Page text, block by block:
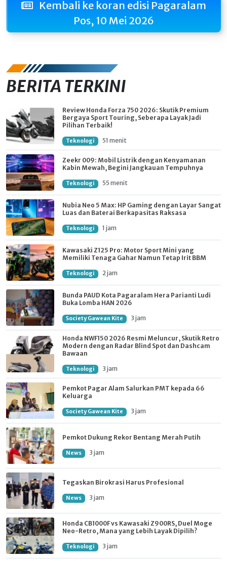
Kembali ke koran edisi Pagaralam
Pos, 10 Mei 2026
BERITA TERKINI
Review Honda Forza 750 2026: Skutik Premium
Bergaya Sport Touring, Seberapa Layak Jadi
Pilihan Terbaik!
Teknologi 51 menit
Zeekr 009: Mobil Listrik dengan Kenyamanan
Kabin Mewah, Begini Jangkauan Tempuhnya
Teknologi 55 menit
Nubia Neo 5 Max: HP Gaming dengan Layar Sangat
Luas dan Baterai Berkapasitas Raksasa
Teknologi 1 jam
Kawasaki Z125 Pro: Motor Sport Mini yang
Memiliki Tenaga Gahar Namun Tetap Irit BBM
Teknologi 2 jam
Bunda PAUD Kota Pagaralam Hera Parianti Ludi
Buka Lomba HAN 2026
Society Gawean Kite 3 jam
Honda NWF150 2026 Resmi Meluncur, Skutik Retro
Modern dengan Radar Blind Spot dan Dashcam
Bawaan
Teknologi 3 jam
Pemkot Pagar Alam Salurkan PMT kepada 66
Keluarga
Society Gawean Kite 3 jam
Pemkot Dukung Rekor Bentang Merah Putih
News 3 jam
Tegaskan Birokrasi Harus Profesional
News 3 jam
Honda CB1000F vs Kawasaki Z900RS, Duel Moge
Neo-Retro, Mana yang Lebih Layak Dipilih?
Teknologi 3 jam